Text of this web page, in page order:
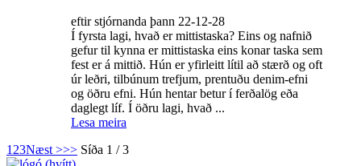
eftir stjórnanda þann 22-12-28
Í fyrsta lagi, hvað er mittistaska? Eins og nafnið
gefur til kynna er mittistaska eins konar taska sem
fest er á mittið. Hún er yfirleitt lítil að stærð og oft
úr leðri, tilbúnum trefjum, prentuðu denim-efni
og öðru efni. Hún hentar betur í ferðalög eða
daglegt líf. Í öðru lagi, hvað ...
Lesa meira
1 23Næst >>> Síða 1 / 3